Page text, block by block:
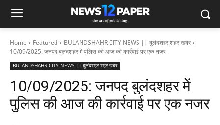
Home Featured
BULANDSHAHR CITY NEWS || बुलंदशहर शहर खबर
10/09/2025: जनपद बुलंदशहर में पुलिस की आज की कार्रवाई पर एक नजर
BULANDSHAHR CITY NEWS || बुलंदशहर शहर खबर
10/09/2025: जनपद बुलंदशहर में
पुलिस की आज की कार्रवाई पर एक नजर